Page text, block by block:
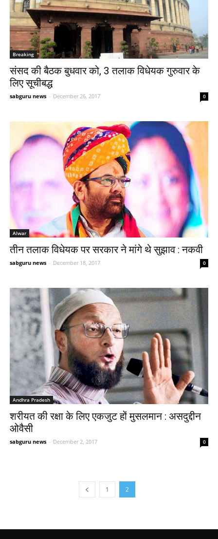
Breaking
संसद की बैठक बुधवार को, 3 तलाक विधेयक गुरुवार के
लिए सूचीबद्ध
sabguru news - December 26, 2017 0
Alwar
तीन तलाक विधेयक पर सरकार ने मांगे थे सुझाव : नकवी
sabguru news - December 18, 2017 0
Andhra Pradesh
शरीयत की रक्षा के लिए एकजुट हों मुसलमान : असदुद्दीन
ओवैसी
sabguru news - December 2, 2017 0
1 2